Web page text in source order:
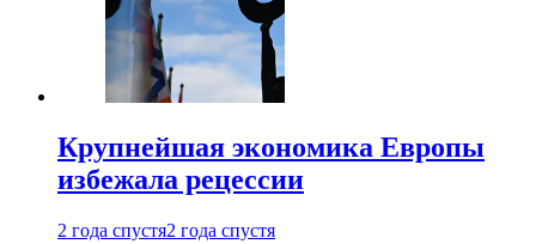
Крупнейшая экономика Европы
избежала рецессии
2 года спустя2 года спустя